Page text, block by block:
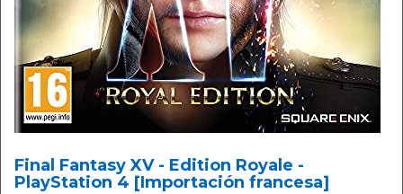
Final Fantasy XV - Edition Royale -
PlayStation 4 [Importación francesa]